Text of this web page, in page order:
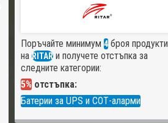
Поръчайте минимум 4 броя продукти
на RITAR и получете отстъпка за
следните категории:
5% отстъпка:
Батерии за UPS и СОТ-аларми